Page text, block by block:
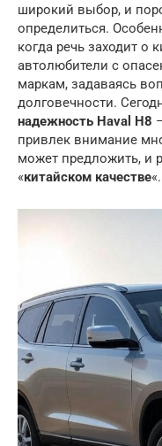
широкий выбор, и
определиться.
когда речь заходит о
автолюбители с
маркам, задаваясь
долговечности.
надежность Haval H8
привлек внимание
может предложить, и
«китайском качестве«.